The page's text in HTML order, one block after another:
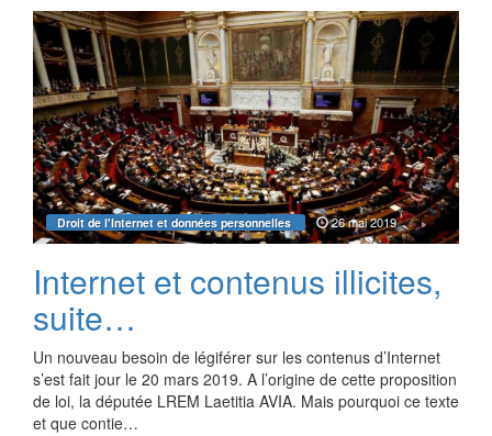
Droit de l'Internet et données personnelles 26 mai 2019
Internet et contenus illicites,
suite…
Un nouveau besoin de légiférer sur les contenus d’Internet
s’est fait jour le 20 mars 2019. A l’origine de cette proposition
de loi, la députée LREM Laetitia AVIA. Mais pourquoi ce texte
et que contie…